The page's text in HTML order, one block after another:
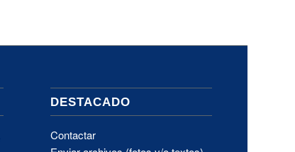
DESTACADO
Contactar